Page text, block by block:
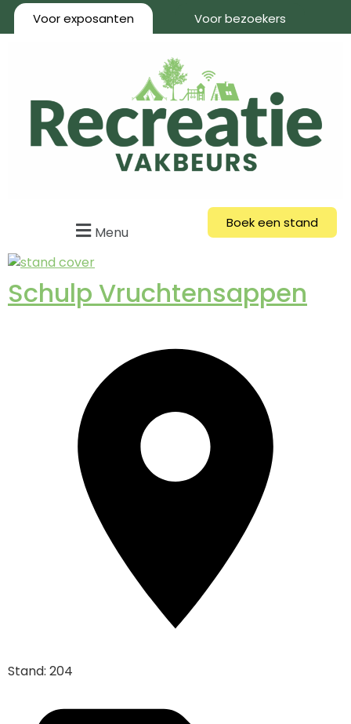
Voor exposanten Voor bezoekers
Menu
Boek een stand
Schulp Vruchtensappen
Stand: 204